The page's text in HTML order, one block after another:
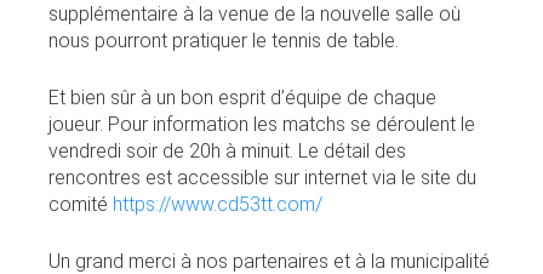
supplémentaire à la venue de la nouvelle salle où
nous pourront pratiquer le tennis de table.
Et bien sûr à un bon esprit d’équipe de chaque
joueur. Pour information les matchs se déroulent le
vendredi soir de 20h à minuit. Le détail des
rencontres est accessible sur internet via le site du
comité https://www.cd53tt.com/
Un grand merci à nos partenaires et à la municipalité